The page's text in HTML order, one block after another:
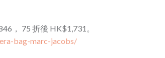
， 75 折後 HK$1,731。
bag-marc-jacobs/